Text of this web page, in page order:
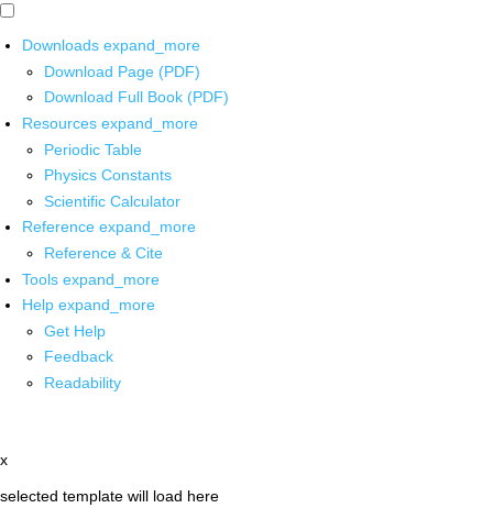
Downloads expand_more
Download Page (PDF)
Download Full Book (PDF)
Resources expand_more
Periodic Table
Physics Constants
Scientific Calculator
Reference expand_more
Reference & Cite
Tools expand_more
Help expand_more
Get Help
Feedback
Readability
x
selected template will load here